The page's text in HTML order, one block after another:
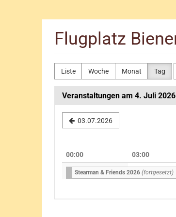
Flugplatz
Liste Woche Monat Tag
Veranstaltungen am 4. Juli 2026
03.07.2026
00:00 03:00
Stearman & Friends 2026 (fortgesetzt)